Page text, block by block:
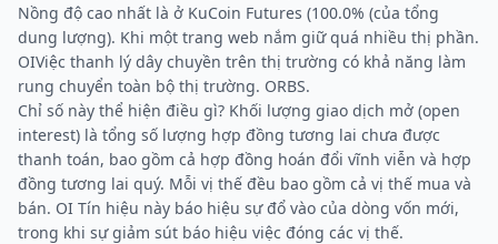
Nồng độ cao nhất là ở KuCoin Futures (100.0% (của tổng
dung lượng). Khi một trang web nắm giữ quá nhiều thị phần.
OIViệc thanh lý dây chuyền trên thị trường có khả năng làm
rung chuyển toàn bộ thị trường. ORBS.
Chỉ số này thể hiện điều gì? Khối lượng giao dịch mở (open
interest) là tổng số lượng hợp đồng tương lai chưa được
thanh toán, bao gồm cả hợp đồng hoán đổi vĩnh viễn và hợp
đồng tương lai quý. Mỗi vị thế đều bao gồm cả vị thế mua và
bán. OI Tín hiệu này báo hiệu sự đổ vào của dòng vốn mới,
trong khi sự giảm sút báo hiệu việc đóng các vị thế.